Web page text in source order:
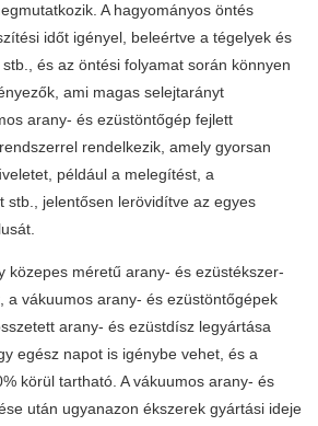
A hagyományos öntés
időt igényel, beleértve a tégelyek és
és az öntési folyamat során könnyen
ami magas selejtarányt
arany- és ezüstöntőgép fejlett
rendelkezik, amely gyorsan
például a melegítést, a
stb., jelentősen lerövidítve az egyes
közepes méretű arany- és ezüstékszer-
a vákuumos arany- és ezüstöntőgépek
arany- és ezüstdísz legyártása
egész napot is igénybe vehet, és a
körül tartható. A vákuumos arany- és
után ugyanazon ékszerek gyártási ideje